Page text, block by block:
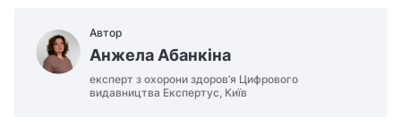
Автор
Анжела Абанкіна
експерт з охорони здоров’я Цифрового
видавництва Експертус, Київ